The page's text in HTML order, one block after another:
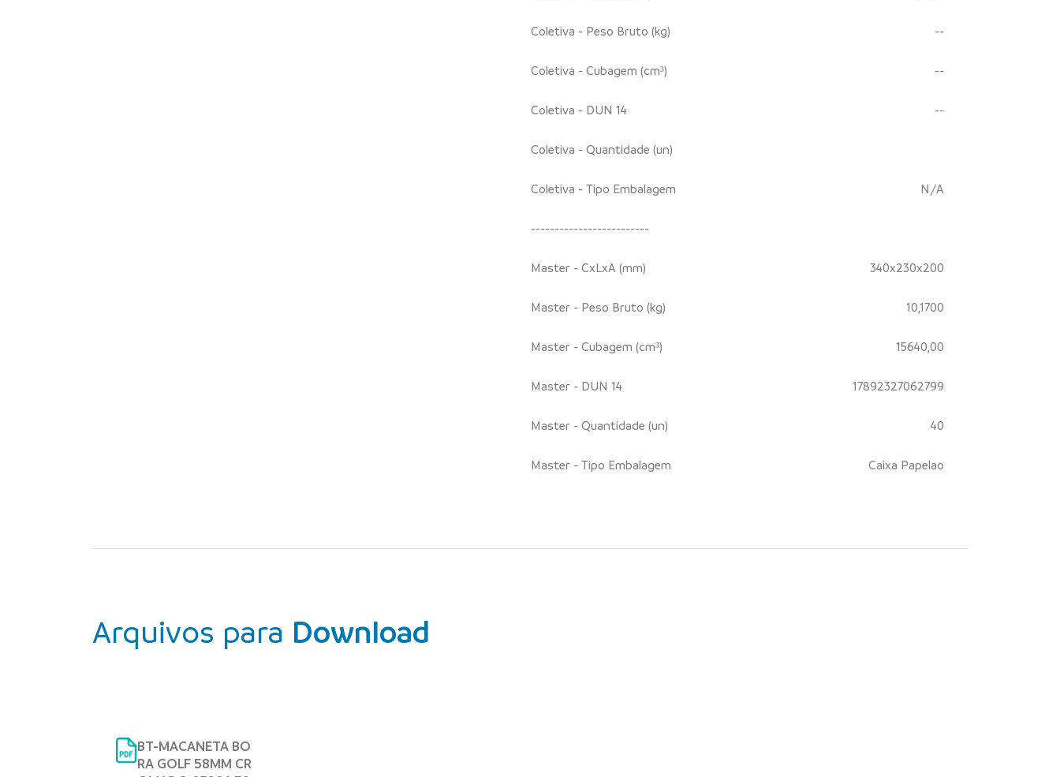
Coletiva - Peso Bruto (kg) --
Coletiva - Cubagem (cm³) --
Coletiva - DUN 14 --
Coletiva - Quantidade (un)
Coletiva - Tipo Embalagem N/A
-------------------------
Master - CxLxA (mm) 340x230x200
Master - Peso Bruto (kg) 10,1700
Master - Cubagem (cm³) 15640,00
Master - DUN 14 17892327062799
Master - Quantidade (un) 40
Master - Tipo Embalagem Caixa Papelao
Arquivos para Download
BT-MACANETA BO
RA GOLF 58MM CR